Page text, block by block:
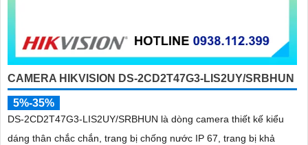
CAMERA HIKVISION DS-2CD2T47G3-LIS2UY/SRBHUN
5%-35%
DS-2CD2T47G3-LIS2UY/SRBHUN là dòng camera thiết kế kiểu
dáng thân chắc chắn, trang bị chống nước IP 67, trang bị khả